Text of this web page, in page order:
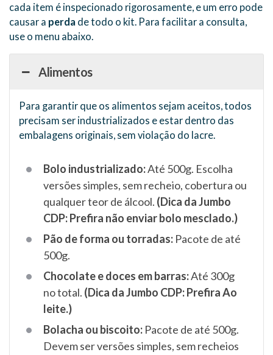
cada item é inspecionado rigorosamente, e um erro pode
causar a perda de todo o kit. Para facilitar a consulta,
use o menu abaixo.
Alimentos
Para garantir que os alimentos sejam aceitos, todos
precisam ser industrializados e estar dentro das
embalagens originais, sem violação do lacre.
Bolo industrializado:Até 500g. Escolha
versões simples, sem recheio, cobertura ou
qualquer teor de álcool. (Dica da Jumbo
CDP: Prefira não enviar bolo mesclado.)
Pão de forma ou torradas: Pacote de até
500g.
Chocolate e doces em barras:Até 300g
no total. (Dica da Jumbo CDP: Prefira Ao
leite.)
Bolacha ou biscoito: Pacote de até 500g.
Devem ser versões simples, sem recheios